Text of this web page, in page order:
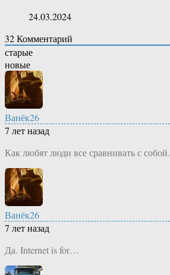
24.03.2024
32Комментарий
старые
новые
Ванёк26
7 лет назад
Как любят люди все сравнивать с собой.
Ванёк26
7 лет назад
Да. Internet is for…